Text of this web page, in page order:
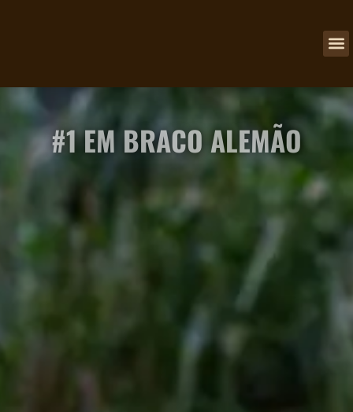
#1 EM BRACO ALEMÃO